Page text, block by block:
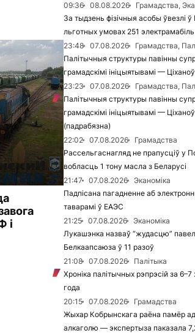
і
09:36 08.08.2026
Грамадства,
За тыдзень фізічныя асобы ўвезлі
льготных умовах 251 электрамабіль
23:48
07.08.2026
Грамадства,
Палітычныя структуры павінны
грамадскімі ініцыятывамі —
23:23
07.08.2026
Грамадства,
Палітычныя структуры павінны
грамадскімі ініцыятывамі —
(падрабязна)
22:02
07.08.2026
Грамадства
Рассельгаснагляд не прапусціў у
вобласць 1 тону масла з Беларусі
21:47
07.08.2026
Эканоміка
Падпісана пагадненне аб
таварамі ў ЕАЭС
21:25
07.08.2026
Эканоміка
Лукашэнка назваў “жудасцю”
Белкаапсаюза ў 11 разоў
21:08
07.08.2026
Палітыка
Хроніка палітычных рэпрэсій за
года
20:15
07.08.2026
Грамадства
Жыхар Кобрынскага раёна памёр ад
алкаголю — экспертыза паказала